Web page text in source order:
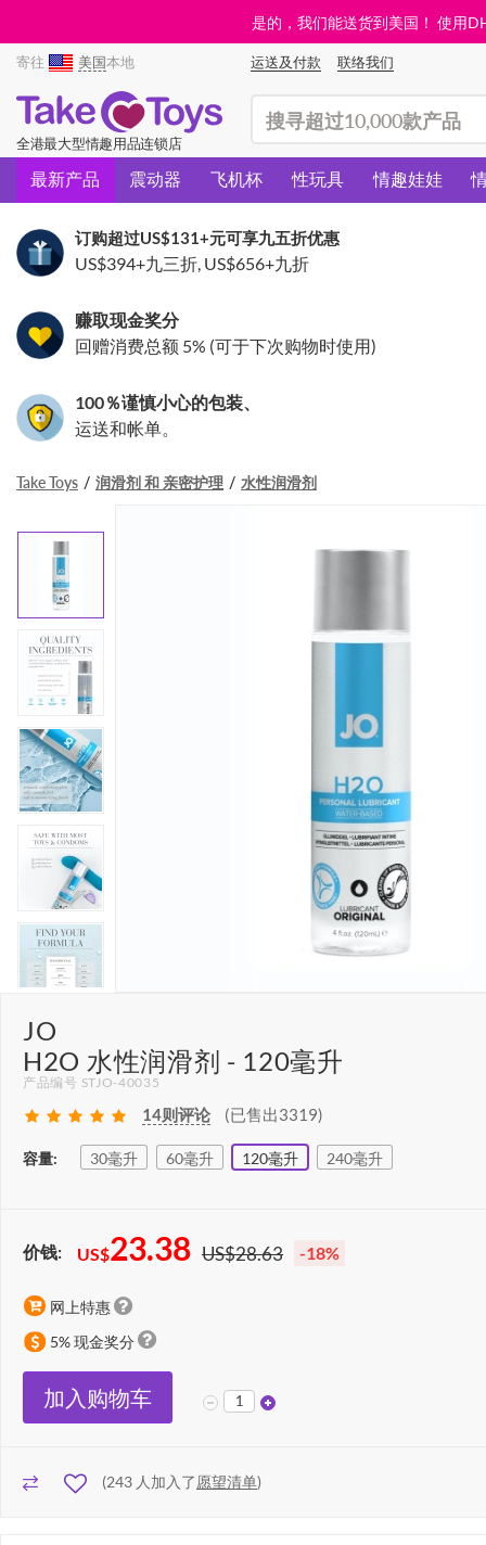
是的，我们能送货到美国！ 使用
寄往 美国本地 运送及付款 联络我们
全港最大型情趣用品连锁店
最新产品 震动器 飞机杯 性玩具 情趣娃娃
订购超过US$131+元可享九五折优惠
US$394+九三折, US$656+九折
赚取现金奖分
回赠消费总额 5% (可于下次购物时使用)
100％谨慎小心的包装、
运送和帐单。
Take Toys 润滑剂 和 亲密护理 水性润滑剂
JO
H2O 水性润滑剂 - 120毫升
产品编号 STJO-40035
14则评论 (已售出3319)
容量: 30毫升 60毫升 120毫升 240毫升
价钱: US$23.38 US$28.63 -18%
网上特惠
5% 现金奖分
加入购物车
(243 人加入了愿望清单)